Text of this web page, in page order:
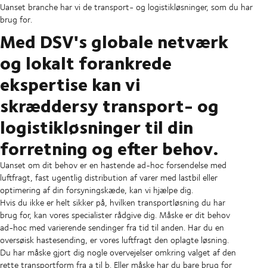
Uanset branche har vi de transport- og logistikløsninger, som du har
brug for.
Med DSV's globale netværk
og lokalt forankrede
ekspertise kan vi
skræddersy transport- og
logistikløsninger til din
forretning og efter behov.
Uanset om dit behov er en hastende ad-hoc forsendelse med
luftfragt, fast ugentlig distribution af varer med lastbil eller
optimering af din forsyningskæde, kan vi hjælpe dig.
Hvis du ikke er helt sikker på, hvilken transportløsning du har
brug for, kan vores specialister rådgive dig. Måske er dit behov
ad-hoc med varierende sendinger fra tid til anden. Har du en
oversøisk hastesending, er vores luftfragt den oplagte løsning.
Du har måske gjort dig nogle overvejelser omkring valget af den
rette transportform fra a til b. Eller måske har du bare brug for